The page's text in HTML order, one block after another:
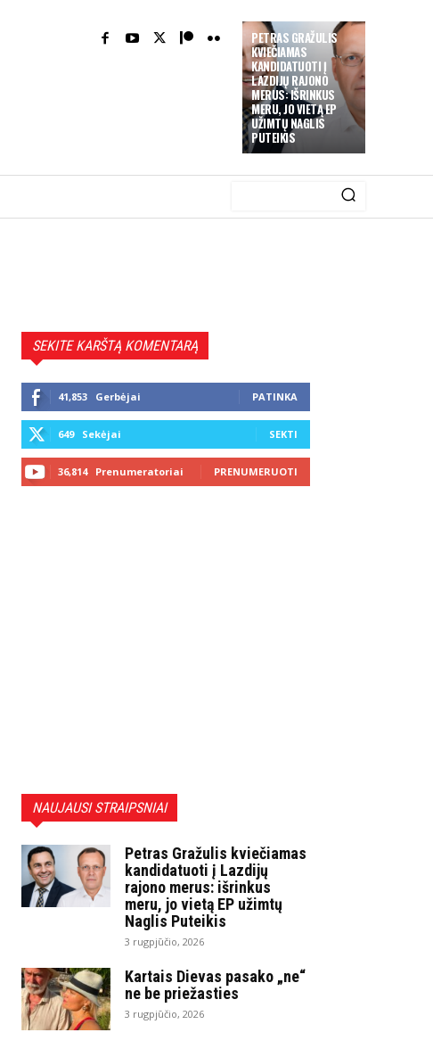
PETRAS GRAŽULIS
KVIEČIAMAS
KANDIDATUOTI Į
LAZDIJŲ RAJONO
MERUS: IŠRINKUS
MERU, JO VIETĄ EP
UŽIMTŲ NAGLIS
PUTEIKIS
SEKITE KARŠTĄ KOMENTARĄ
41,853 Gerbėjai PATINKA
649 Sekėjai SEKTI
36,814 Prenumeratoriai PRENUMERUOTI
NAUJAUSI STRAIPSNIAI
Petras Gražulis kviečiamas
kandidatuoti į Lazdijų
rajono merus: išrinkus
meru, jo vietą EP užimtų
Naglis Puteikis
3 rugpjūčio, 2026
Kartais Dievas pasako „ne“
ne be priežasties
3 rugpjūčio, 2026